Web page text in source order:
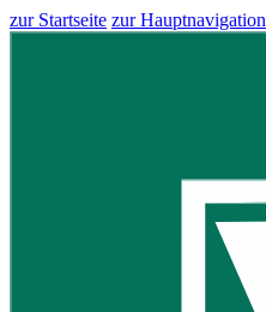
zur Startseite zur Hauptnavigation